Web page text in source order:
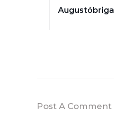
Augustóbriga
Post A Comment